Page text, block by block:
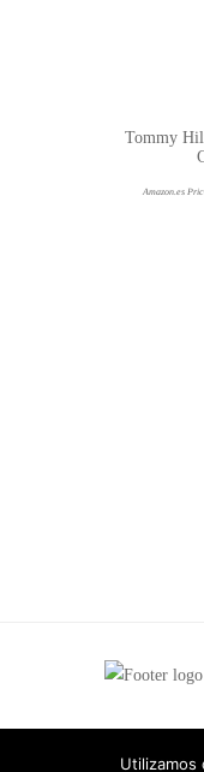
Tommy
Amazon.es
Utilizamos